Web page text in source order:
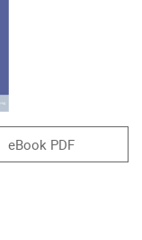
eBook PDF